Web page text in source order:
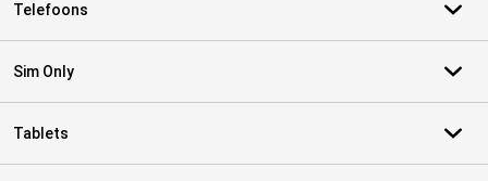
Telefoons
Sim Only
Tablets